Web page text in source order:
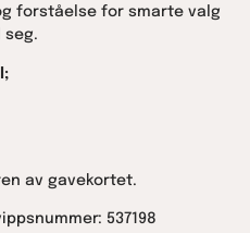
forståelse for smarte valg
seg.
av gavekortet.
537198